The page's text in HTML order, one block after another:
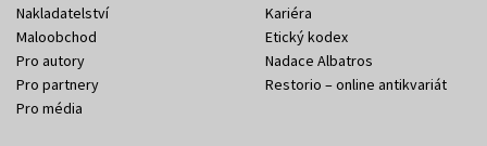
Nakladatelství
Maloobchod
Pro autory
Pro partnery
Pro média
Kariéra
Etický kodex
Nadace Albatros
Restorio – online antikvariát